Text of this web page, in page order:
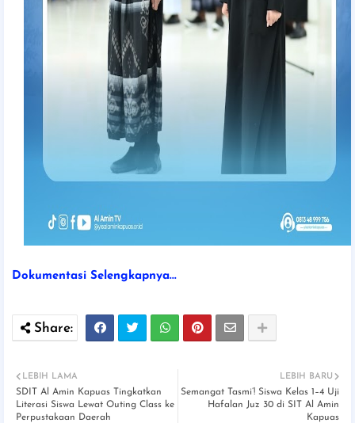
Dokumentasi Selengkapnya...
LEBIH BARU
Semangat Tasmi’! Siswa Kelas 1–4 Uji
Hafalan Juz 30 di SIT Al Amin
Kapuas
LEBIH LAMA
SDIT Al Amin Kapuas Tingkatkan
Literasi Siswa Lewat Outing Class ke
Perpustakaan Daerah